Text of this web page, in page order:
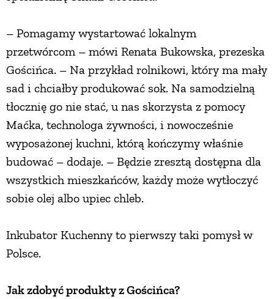
– Pomagamy wystartować lokalnym
przetwórcom – mówi Renata Bukowska, prezeska
Gościńca. – Na przykład rolnikowi, który ma mały
sad i chciałby produkować sok. Na samodzielną
tłocznię go nie stać, u nas skorzysta z pomocy
Maćka, technologa żywności, i nowocześnie
wyposażonej kuchni, którą kończymy właśnie
budować – dodaje. – Będzie zresztą dostępna dla
wszystkich mieszkańców, każdy może wytłoczyć
sobie olej albo upiec chleb.
Inkubator Kuchenny to pierwszy taki pomysł w
Polsce.
Jak zdobyć produkty z Gościńca?